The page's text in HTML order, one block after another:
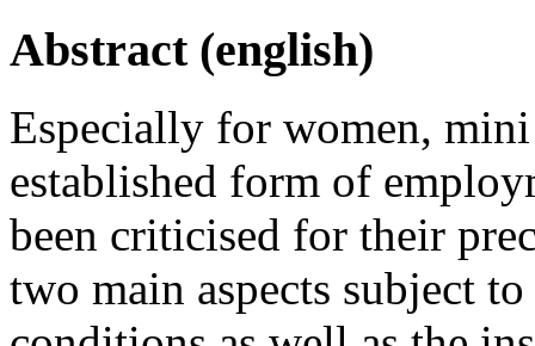
Abstract (english)
Especially for women,
established form of
been criticised for their
two main aspects subject